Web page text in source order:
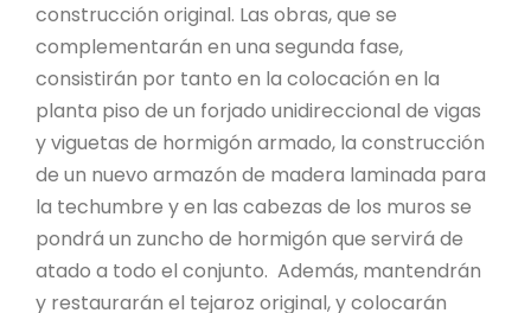
construcción original. Las obras, que se
complementarán en una segunda fase,
consistirán por tanto en la colocación en la
planta piso de un forjado unidireccional de vigas
y viguetas de hormigón armado, la construcción
de un nuevo armazón de madera laminada para
la techumbre y en las cabezas de los muros se
pondrá un zuncho de hormigón que servirá de
atado a todo el conjunto. Además, mantendrán
y restaurarán el tejaroz original, y colocarán